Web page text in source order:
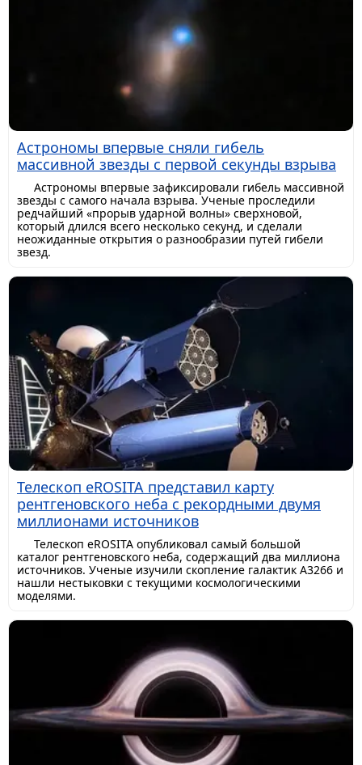
Астрономы впервые сняли гибель
массивной звезды с первой секунды взрыва
Астрономы впервые зафиксировали гибель массивной
звезды с самого начала взрыва. Ученые проследили
редчайший «прорыв ударной волны» сверхновой,
который длился всего несколько секунд, и сделали
неожиданные открытия о разнообразии путей гибели
звезд.
Телескоп eROSITA представил карту
рентгеновского неба с рекордными двумя
миллионами источников
Телескоп eROSITA опубликовал самый большой
каталог рентгеновского неба, содержащий два миллиона
источников. Ученые изучили скопление галактик A3266 и
нашли нестыковки с текущими космологическими
моделями.